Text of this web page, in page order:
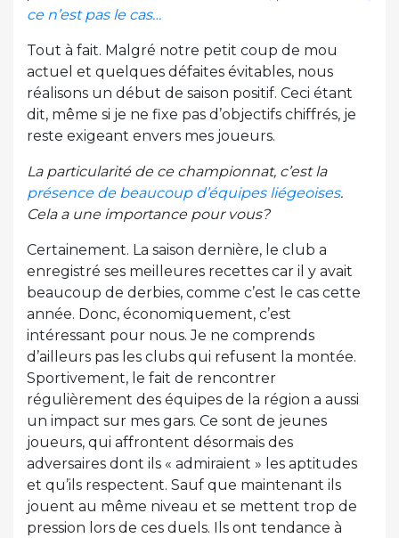
ce n’est pas le cas…
Tout à fait. Malgré notre petit coup de mou
actuel et quelques défaites évitables, nous
réalisons un début de saison positif. Ceci étant
dit, même si je ne fixe pas d’objectifs chiffrés, je
reste exigeant envers mes joueurs.
La particularité de ce championnat, c’est la
présence de beaucoup d’équipes liégeoises.
Cela a une importance pour vous?
Certainement. La saison dernière, le club a
enregistré ses meilleures recettes car il y avait
beaucoup de derbies, comme c’est le cas cette
année. Donc, économiquement, c’est
intéressant pour nous. Je ne comprends
d’ailleurs pas les clubs qui refusent la montée.
Sportivement, le fait de rencontrer
régulièrement des équipes de la région a aussi
un impact sur mes gars. Ce sont de jeunes
joueurs, qui affrontent désormais des
adversaires dont ils « admiraient » les aptitudes
et qu’ils respectent. Sauf que maintenant ils
jouent au même niveau et se mettent trop de
pression lors de ces duels. Ils ont tendance à